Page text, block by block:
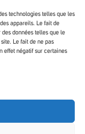
technologies telles que les
appareils. Le fait de
données telles que le
Le fait de ne pas
effet négatif sur certaines